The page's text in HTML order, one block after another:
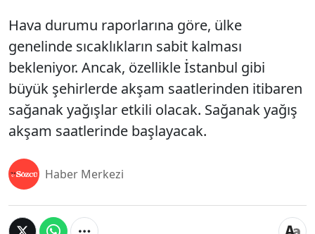
Hava durumu raporlarına göre, ülke
genelinde sıcaklıkların sabit kalması
bekleniyor. Ancak, özellikle İstanbul gibi
büyük şehirlerde akşam saatlerinden itibaren
sağanak yağışlar etkili olacak. Sağanak yağış
akşam saatlerinde başlayacak.
Haber Merkezi